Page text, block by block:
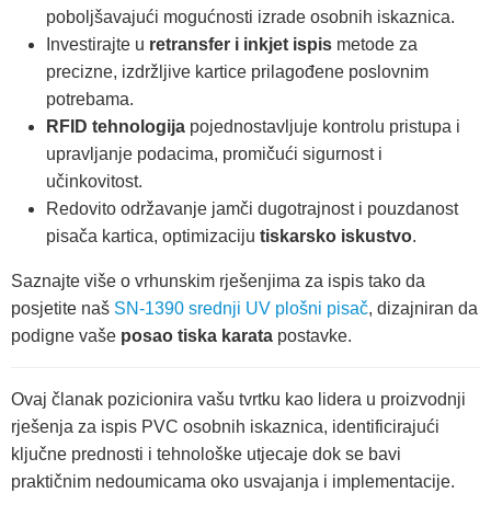
poboljšavajući mogućnosti izrade osobnih iskaznica.
Investirajte u retransfer i inkjet ispis metode za
precizne, izdržljive kartice prilagođene poslovnim
potrebama.
RFID tehnologija pojednostavljuje kontrolu pristupa i
upravljanje podacima, promičući sigurnost i
učinkovitost.
Redovito održavanje jamči dugotrajnost i pouzdanost
pisača kartica, optimizaciju tiskarsko iskustvo.
Saznajte više o vrhunskim rješenjima za ispis tako da
posjetite naš SN-1390 srednji UV plošni pisač, dizajniran da
podigne vaše posao tiska karata postavke.
Ovaj članak pozicionira vašu tvrtku kao lidera u proizvodnji
rješenja za ispis PVC osobnih iskaznica, identificirajući
ključne prednosti i tehnološke utjecaje dok se bavi
praktičnim nedoumicama oko usvajanja i implementacije.